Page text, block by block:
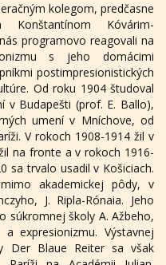
kolegom, predčasne
Konštantínom Kóvárim-
programovo reagovali na
s jeho domácimi
postimpresionistických
Od roku 1904 študoval
v Budapešti (prof. E. Ballo),
umení v Mníchove, od
V rokoch 1908-1914 žil v
na fronte a v rokoch 1916-
sa trvalo usadil v Košiciach.
akademickej pôdy, v
J. Ripla-Rónaia. Jeho
súkromnej školy A. Ažbeho,
expresionizmu. Výstavnej
Der Blaue Reiter sa však